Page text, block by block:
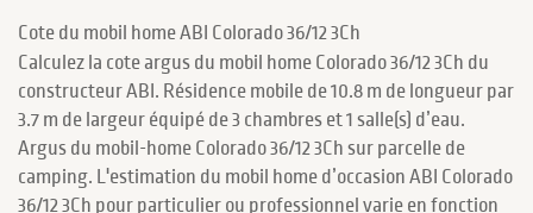
Cote du mobil home ABI Colorado 36/12 3Ch
Calculez la cote argus du mobil home Colorado 36/12 3Ch du
constructeur ABI. Résidence mobile de 10.8 m de longueur par
3.7 m de largeur équipé de 3 chambres et 1 salle(s) d’eau.
Argus du mobil-home Colorado 36/12 3Ch sur parcelle de
camping. L'estimation du mobil home d’occasion ABI Colorado
36/12 3Ch pour particulier ou professionnel varie en fonction